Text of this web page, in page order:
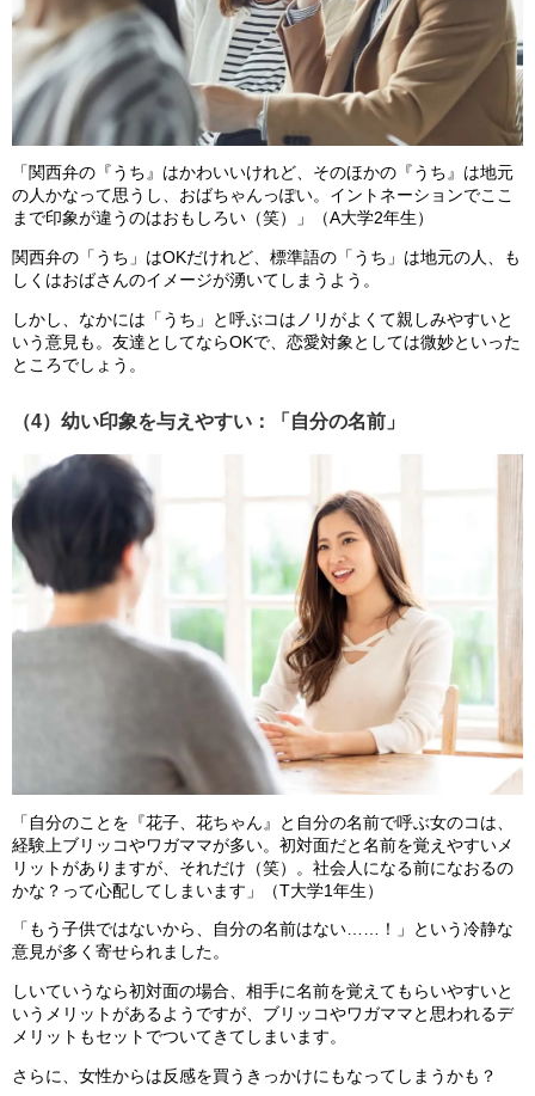
「関西弁の『うち』はかわいいけれど、そのほかの『うち』は地元
の人かなって思うし、おばちゃんっぽい。イントネーションでここ
まで印象が違うのはおもしろい（笑）」（A大学2年生）
関西弁の「うち」はOKだけれど、標準語の「うち」は地元の人、も
しくはおばさんのイメージが湧いてしまうよう。
しかし、なかには「うち」と呼ぶコはノリがよくて親しみやすいと
いう意見も。友達としてならOKで、恋愛対象としては微妙といった
ところでしょう。
（4）幼い印象を与えやすい：「自分の名前」
「自分のことを『花子、花ちゃん』と自分の名前で呼ぶ女のコは、
経験上ブリッコやワガママが多い。初対面だと名前を覚えやすいメ
リットがありますが、それだけ（笑）。社会人になる前になおるの
かな？って心配してしまいます」（T大学1年生）
「もう子供ではないから、自分の名前はない……！」という冷静な
意見が多く寄せられました。
しいていうなら初対面の場合、相手に名前を覚えてもらいやすいと
いうメリットがあるようですが、ブリッコやワガママと思われるデ
メリットもセットでついてきてしまいます。
さらに、女性からは反感を買うきっかけにもなってしまうかも？